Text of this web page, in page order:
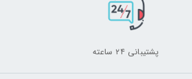
پشتیبانی ۲۴ ساعته